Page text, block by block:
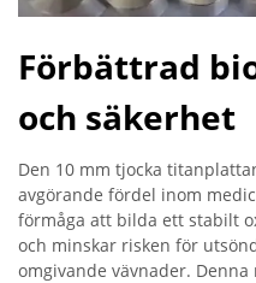
Förbättrad
och säkerhet
Den 10 mm tjocka
avgörande fördel inom
förmåga att bilda ett stabilt
och minskar risken för
omgivande vävnader.